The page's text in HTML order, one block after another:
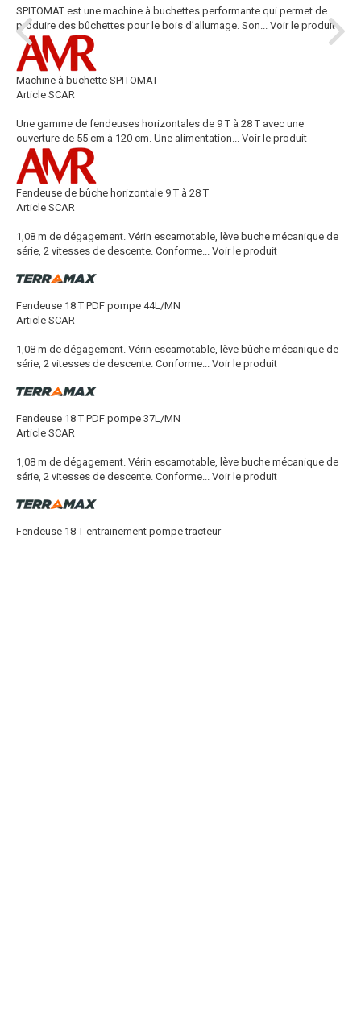
SPITOMAT est une machine à buchettes performante qui permet de
produire des bûchettes pour le bois d’allumage. Son... Voir le produit
Machine à buchette SPITOMAT
Article SCAR
Une gamme de fendeuses horizontales de 9 T à 28 T avec une
ouverture de 55 cm à 120 cm. Une alimentation... Voir le produit
Fendeuse de bûche horizontale 9 T à 28 T
Article SCAR
1,08 m de dégagement. Vérin escamotable, lève buche mécanique de
série, 2 vitesses de descente. Conforme... Voir le produit
Fendeuse 18 T PDF pompe 44L/MN
Article SCAR
1,08 m de dégagement. Vérin escamotable, lève bûche mécanique de
série, 2 vitesses de descente. Conforme... Voir le produit
Fendeuse 18 T PDF pompe 37L/MN
Article SCAR
1,08 m de dégagement. Vérin escamotable, lève buche mécanique de
série, 2 vitesses de descente. Conforme... Voir le produit
Fendeuse 18 T entrainement pompe tracteur